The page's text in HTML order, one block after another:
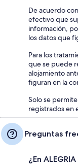
De acuerdo
efectivo que
información,
los datos que
Para los
que se puede
alojamiento
figuran en la
Solo se
registrados en
Preguntas
¿En